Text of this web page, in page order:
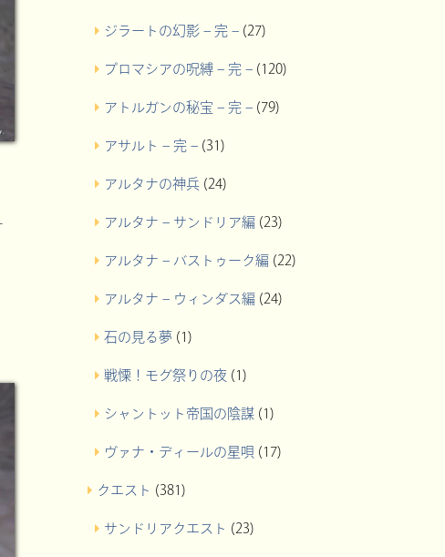
ジラートの幻影 – 完 –(27)
プロマシアの呪縛 – 完 –(120)
アトルガンの秘宝 – 完 –(79)
アサルト – 完 –(31)
アルタナの神兵(24)
アルタナ – サンドリア編 (23)
アルタナ – バストゥーク編 (22)
アルタナ – ウィンダス編 (24)
石の見る夢 (1)
戦慄！モグ祭りの夜(1)
シャントット帝国の陰謀(1)
ヴァナ・ディールの星唄 (17)
クエスト (381)
サンドリアクエスト (23)